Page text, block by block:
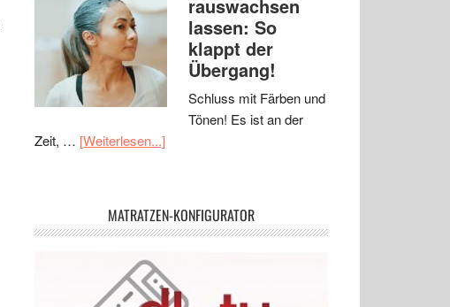
rauswachsen
lassen: So
klappt der
Übergang!
Schluss mit Färben und
Tönen! Es ist an der
Zeit, … [Weiterlesen...]
MATRATZEN-KONFIGURATOR